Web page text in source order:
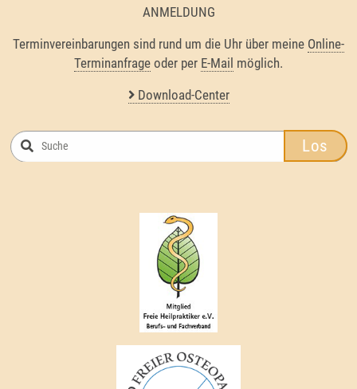
ANMELDUNG
Terminvereinbarungen sind rund um die Uhr über meine Online-
Terminanfrage oder per E-Mail möglich.
Download-Center
Los